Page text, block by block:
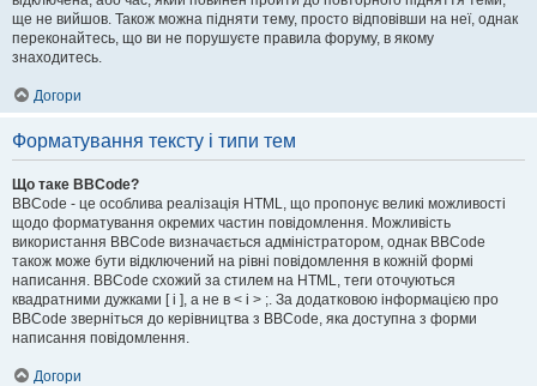
ще не вийшов. Також можна підняти тему, просто відповівши на неї, однак
переконайтесь, що ви не порушуєте правила форуму, в якому
знаходитесь.
Догори
Форматування тексту і типи тем
Що таке BBCode?
BBCode - це особлива реалізація HTML, що пропонує великі можливості
щодо форматування окремих частин повідомлення. Можливість
використання BBCode визначається адміністратором, однак BBCode
також може бути відключений на рівні повідомлення в кожній формі
написання. BBCode схожий за стилем на HTML, теги оточуються
квадратними дужками [ і ], а не в < і > ;. За додатковою інформацією про
BBCode зверніться до керівництва з BBCode, яка доступна з форми
написання повідомлення.
Догори